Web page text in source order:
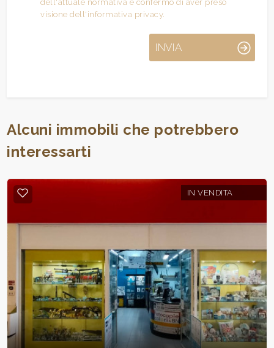
dell'attuale normativa e confermo di aver preso
visione dell'informativa privacy.
INVIA
Alcuni immobili che potrebbero
interessarti
IN VENDITA